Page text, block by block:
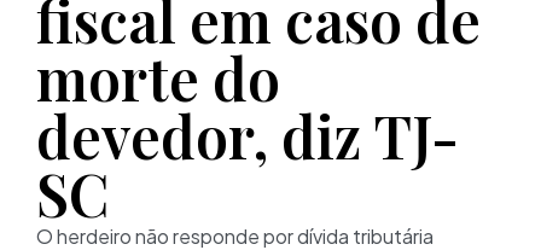
fiscal em caso de
morte do
devedor, diz TJ-
SC
O herdeiro não responde por dívida tributária